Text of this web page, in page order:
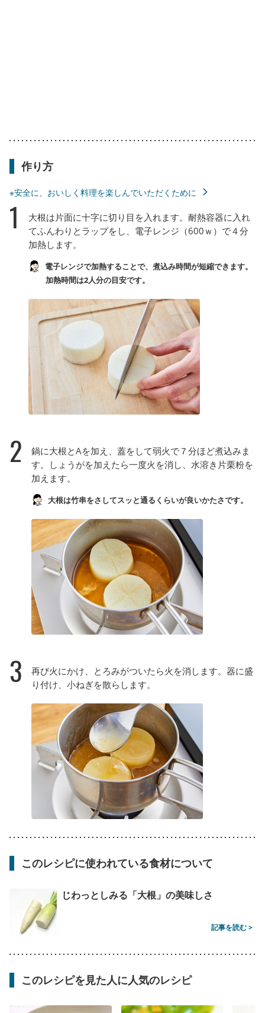
作り方
※安全に、おいしく料理を楽しんでいただくために
1
大根は片面に十字に切り目を入れます。耐熱容器に入れ
てふんわりとラップをし、電子レンジ（600ｗ）で４分
加熱します。
電子レンジで加熱することで、煮込み時間が短縮できます。
加熱時間は2人分の目安です。
2
鍋に大根とAを加え、蓋をして弱火で７分ほど煮込みま
す。しょうがを加えたら一度火を消し、水溶き片栗粉を
加えます。
大根は竹串をさしてスッと通るくらいが良いかたさです。
3
再び火にかけ、とろみがついたら火を消します。器に盛
り付け、小ねぎを散らします。
このレシピに使われている食材について
じわっとしみる「大根」の美味しさ
記事を読む >
このレシピを見た人に人気のレシピ